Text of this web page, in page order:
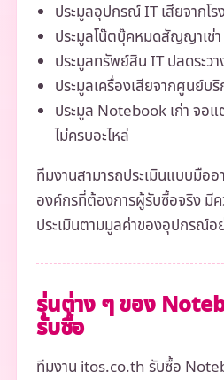
ประมูลอุปกรณ์ IT เสียจากโ
ประมูลโน๊ตบุ๊คหมดสัญญาเช่า
ประมูลทรัพย์สิน IT ปลดระวา
ประมูลเครื่องเสียจากศูนย์บริ
ประมูล Notebook เก่า จอแ
ไม่ครบอะไหล่
ทีมงานสามารถประเมินแบบมืออ
องค์กรที่ต้องการผู้รับซื้อจริง มีค
ประเมินตามมูลค่าของอุปกรณ์อ
รุ่นต่าง ๆ ของ
รับซื้อ
ทีมงาน itos.co.th รับซื้อ